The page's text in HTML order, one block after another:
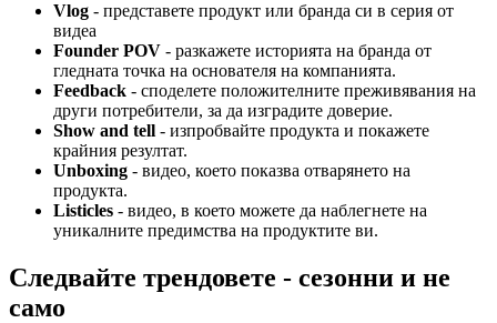
Vlog - представете продукт или бранда си в серия от
видеа
Founder POV - разкажете историята на бранда от
гледната точка на основателя на компанията.
Feedback - споделете положителните преживявания на
други потребители, за да изградите доверие.
Show and tell - изпробвайте продукта и покажете
крайния резултат.
Unboxing - видео, което показва отварянето на
продукта.
Listicles - видео, в което можете да наблегнете на
уникалните предимства на продуктите ви.
Следвайте трендовете - сезонни и не
само